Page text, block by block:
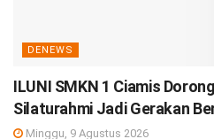
DENEWS
ILUNI SMKN 1 Ciamis
Silaturahmi Jadi Gerakan
Minggu, 9 Agustus 2026